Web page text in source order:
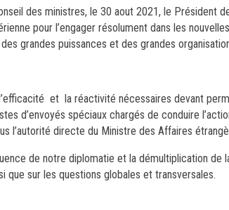
des ministres, le 30 aout 2021, le Président
pour l’engager résolument dans les
grandes puissances et des grandes
et la réactivité nécessaires devant
d’envoyés spéciaux chargés de conduire
l’autorité directe du Ministre des Affaires
de notre diplomatie et la démultiplication de
que sur les questions globales et transversales.